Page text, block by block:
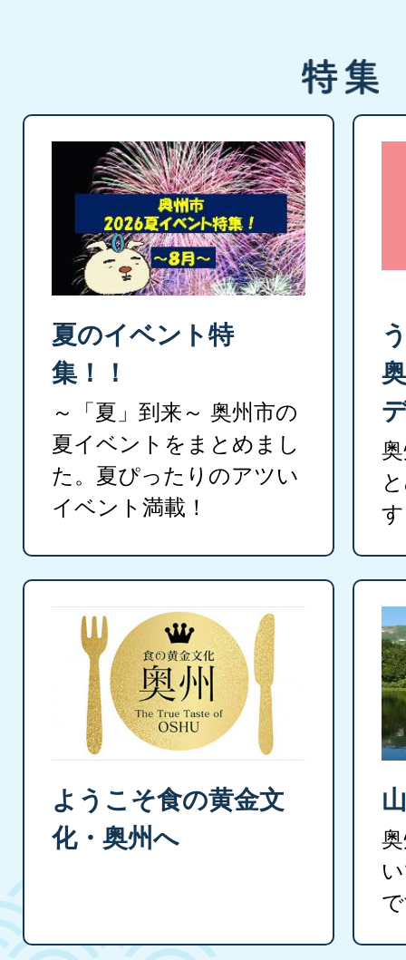
夏のイベント特
集！！
～「夏」到来～ 奥州市の
夏イベントをまとめまし
た。夏ぴったりのアツい
イベント満載！
ようこそ食の黄金文
化・奥州へ